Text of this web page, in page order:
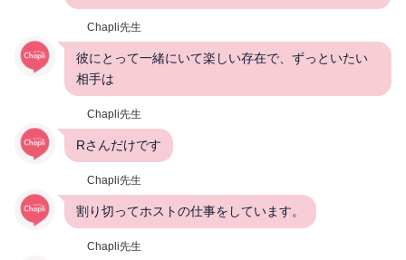
Chapli先生
彼にとって一緒にいて楽しい存在で、ずっといたい
相手は
Chapli先生
Rさんだけです
Chapli先生
割り切ってホストの仕事をしています。
Chapli先生